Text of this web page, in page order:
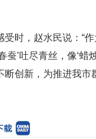
受时，赵水民说：“
蚕’吐尽青丝，像‘蜡
断创新，为推进我